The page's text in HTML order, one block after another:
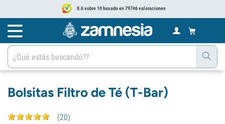
8.6 sobre 10 basado en 79746 valoraciones
Bolsitas Filtro de Té (T-Bar)
(20)